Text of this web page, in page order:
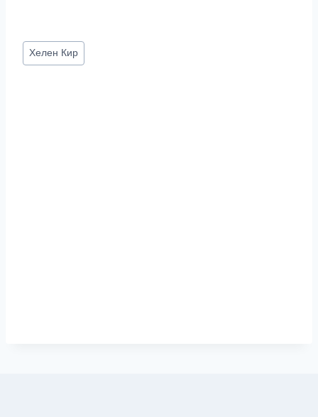
Метки
записи:
Хелен Кир